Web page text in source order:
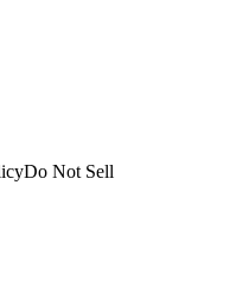
Do Not Sell